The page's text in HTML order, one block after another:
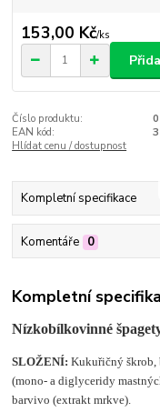
153,00 Kč/ks
Číslo produktu:
EAN kód:
Hlídat cenu / dostupnost
Kompletní specifikace
Komentáře 0
Kompletní
Nízkobílkovinné
SLOŽENÍ:Kukuřičný škrob,
(mono- a diglyceridy
barvivo (extrakt mrkve).